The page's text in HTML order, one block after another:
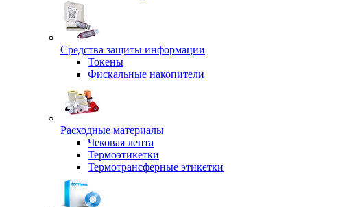
Средства защиты информации
Токены
Фискальные накопители
Расходные материалы
Чековая лента
Термоэтикетки
Термотрансферные этикетки